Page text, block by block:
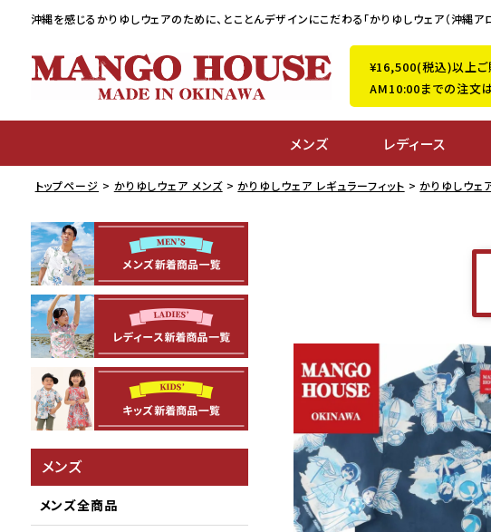
沖縄を感じるかりゆしウェアのために、 とことんデザインにこだわる「かりゆしウェア（沖縄ア
¥16,500(税込)以上ご
AM10:00までの注文
メンズ レディース
トップページ かりゆしウェア メンズ かりゆしウェア レギュラーフィット かりゆしウェ
メンズ
メンズ全商品